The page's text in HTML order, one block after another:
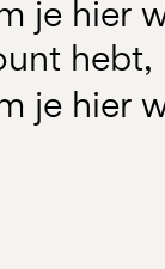
je hier
hebt,
je hier